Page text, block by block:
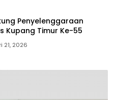
Penyelenggaraan
Kupang Timur Ke-55
21, 2026